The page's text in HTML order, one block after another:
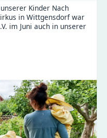
Kinder Nach
in Wittgensdorf war
im Juni auch in unserer